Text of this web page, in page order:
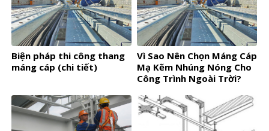
Biện pháp thi công thang
máng cáp (chi tiết)
Vì Sao Nên Chọn Máng Cáp
Mạ Kẽm Nhúng Nóng Cho
Công Trình Ngoài Trời?